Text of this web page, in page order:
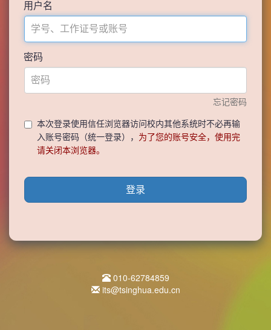
用户名
密码
忘记密码
本次登录使用信任浏览器访问校内其他系统时不必再输
入账号密码（统一登录）， 为了您的账号安全，使用完
请关闭本浏览器。
登录
010-62784859
its@tsinghua.edu.cn